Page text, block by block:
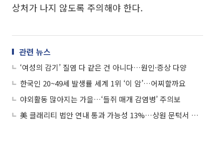
상처가 나지 않도록 주의해야 한다.
관련 뉴스
‘여성의 감기’ 질염 다 같은 건 아니다…원인·증상 다양
한국인 20~49세 발생률 세계 1위 ‘이 암’…어찌할까요
야외활동 많아지는 가을…‘들쥐 매개 감염병’ 주의보
美 클래리티 법안 연내 통과 가능성 13%…상원 문턱서 제동